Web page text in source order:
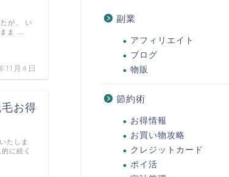
11月4日
が、 い
ま …
お得
たしま
に続く
クラファン投資
副業
アフィリエイト
ブログ
物販
節約術
お得情報
お買い物攻略
クレジットカード
ポイ活